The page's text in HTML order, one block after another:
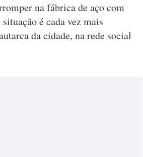
na fábrica de aço com
é cada vez mais
da cidade, na rede social